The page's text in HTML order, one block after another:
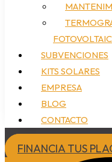
SUBVENCIONES
KITS SOLARES
EMPRESA
BLOG
CONTACTO
FINANCIA TUS